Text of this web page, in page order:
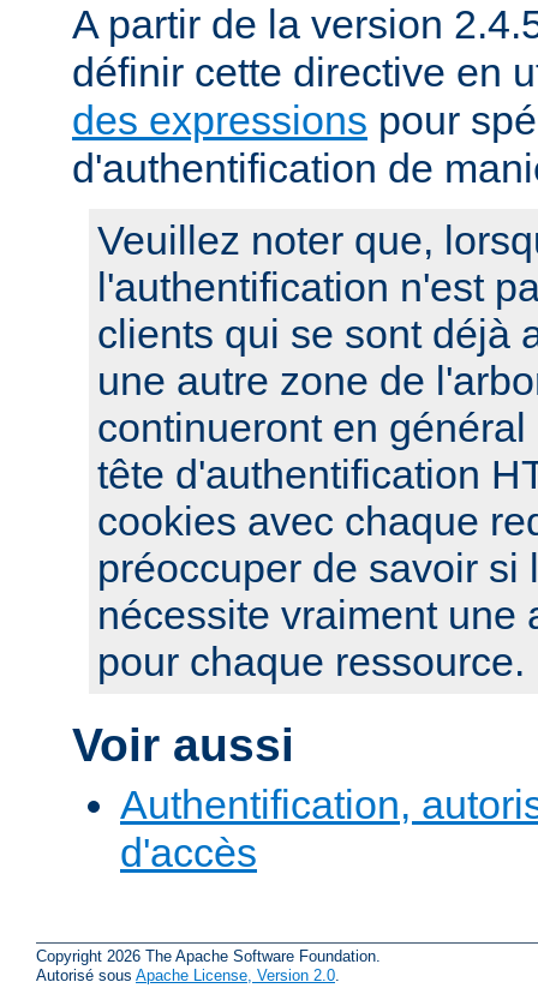
A partir de la version
définir cette directive en
des expressions pour
d'authentification de
Veuillez noter que,
l'authentification n'est
clients qui se sont déjà
une autre zone de
continueront en
tête d'authentification
cookies avec chaque
préoccuper de savoir si
nécessite vraiment une
pour chaque ressource.
Voir aussi
Authentification,
d'accès
Copyright 2026 The Apache Software Foundation.
Autorisé sous Apache License, Version 2.0